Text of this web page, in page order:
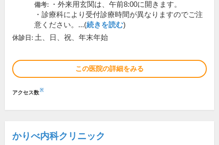
備考:
・外来用玄関は、午前8:00に開きます。
・診療科により受付診療時間が異なりますのでご注
意ください。...(続きを読む)
休診日: 土、日、祝、年末年始
この医院の詳細をみる
アクセス数※
かりべ内科クリニック